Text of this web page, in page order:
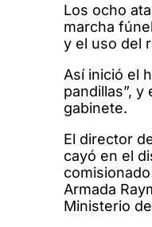
Los ocho
marcha
y el uso del
Así inició el
pandillas”,
gabinete.
El director
cayó en el
Armada
Ministerio